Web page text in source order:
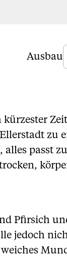
Ausbau
zu
alles passt
Pfirsich
jedoch